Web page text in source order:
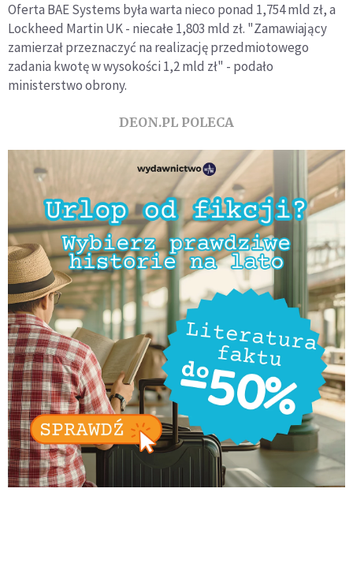
Oferta BAE Systems była warta nieco ponad 1,754 mld zł, a
Lockheed Martin UK - niecałe 1,803 mld zł. "Zamawiający
zamierzał przeznaczyć na realizację przedmiotowego
zadania kwotę w wysokości 1,2 mld zł" - podało
ministerstwo obrony.
DEON.PL POLECA